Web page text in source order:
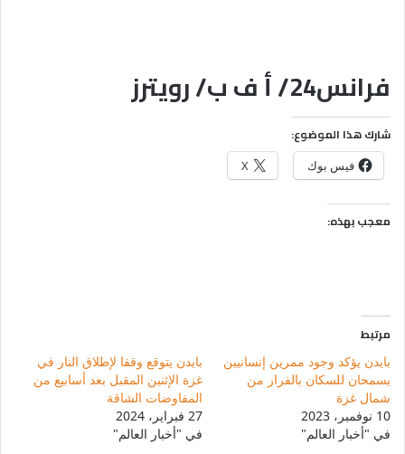
فرانس24/ أ ف ب/ رويترز
شارك هذا الموضوع:
فيس بوك X
معجب بهذه:
مرتبط
بايدن يؤكد وجود ممرين إنسانيين
يسمحان للسكان بالفرار من
شمال غزة
10 نوفمبر، 2023
في "أخبار العالم"
بايدن يتوقع وقفا لإطلاق النار في
غزة الإثنين المقبل بعد أسابيع من
المفاوضات الشاقة
27 فبراير، 2024
في "أخبار العالم"